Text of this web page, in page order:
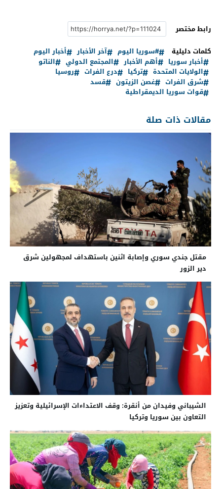
رابط مختصر
كلمات دليلية
#سوريا اليوم آخر الأخبار
أخبار اليوم
أخبار سوريا
أهم الأخبار المجتمع الدولي
الناتو
الولايات المتحدة
تركيا درع الفرات
روسيا
شرق الفرات
غصن الزيتون
قسد
قوات سوريا الديمقراطية
مقالات ذات صلة
مقتل جندي سوري وإصابة اثنين باستهداف لمجهولين شرق
دير الزور
الشيباني وفيدان من أنقرة: وقف الاعتداءات الإسرائيلية وتعزيز
التعاون بين سوريا وتركيا